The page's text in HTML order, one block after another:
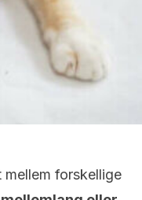
mellem forskellige